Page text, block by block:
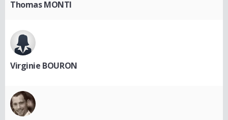
Thomas MONTI
Virginie BOURON